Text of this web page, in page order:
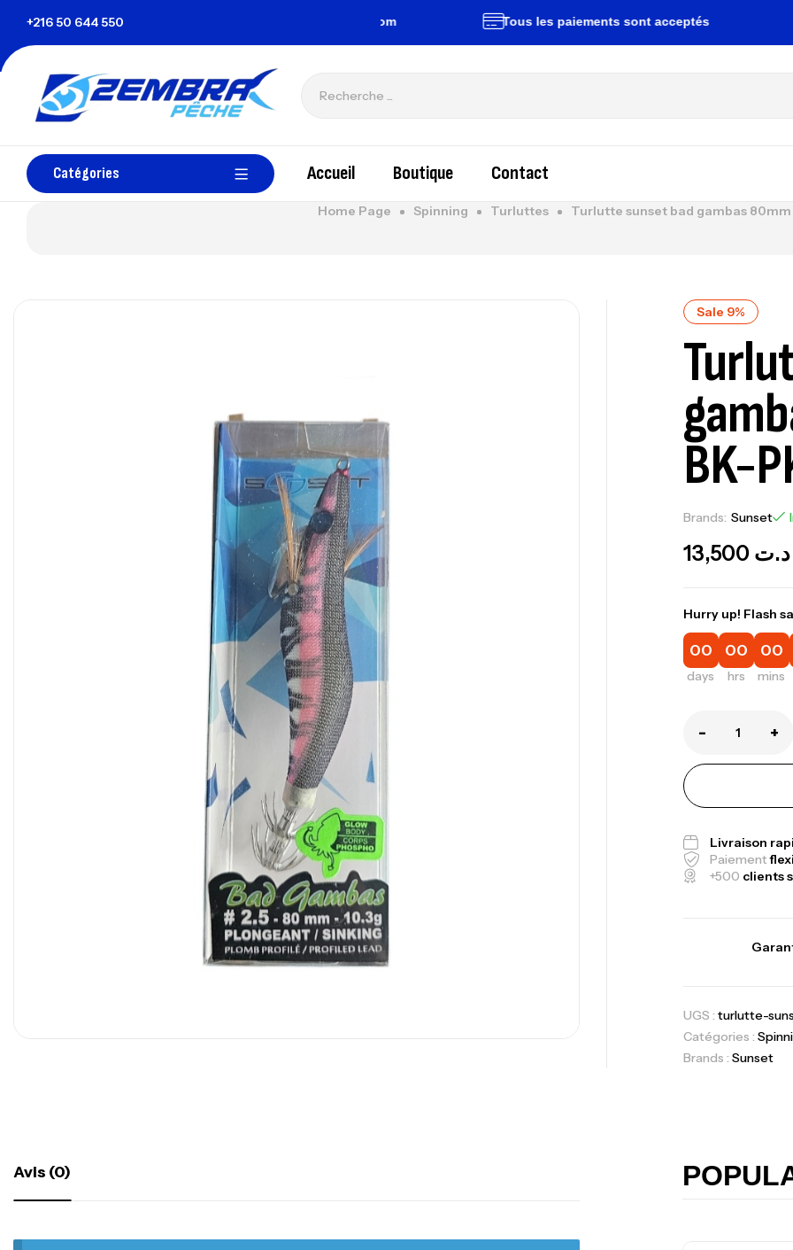
+216 50 644 550
Tunisie Tous les paiements sont acceptés
Catégories Accueil Boutique Contact
Home Page Spinning Turluttes Turlutte sunset bad gambas 80mm
Sale 9%
BK-
Brands: Sunset
د.ت 13,500
Hurry up! Flash
00
days
00
hrs
00
mins
- +
Livraison
Paiement
+500 clients
UGS : turlutte-
Catégories :
Brands : Sunset
Avis (0)
Canne Jigging
Cannes,Jigging
Bagagerie,
Volant 3
Accastillage